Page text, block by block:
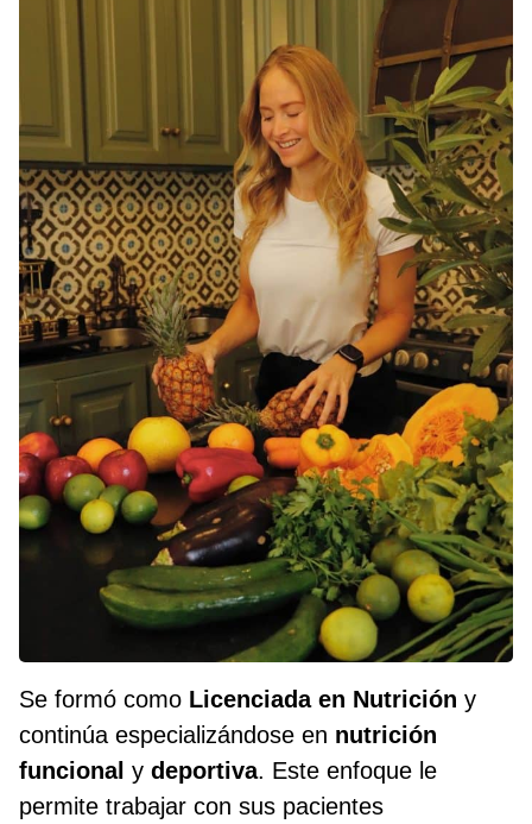
Se formó como Licenciada en Nutrición y
continúa especializándose en nutrición
funcional y deportiva. Este enfoque le
permite trabajar con sus pacientes